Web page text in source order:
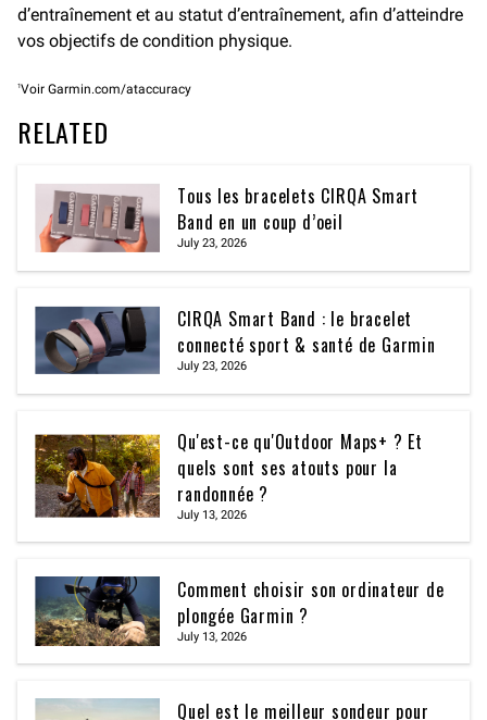
d’entraînement et au statut d’entraînement, afin d’atteindre
vos objectifs de condition physique.
1Voir Garmin.com/ataccuracy
RELATED
Tous les bracelets CIRQA Smart
Band en un coup d’oeil
July 23, 2026
CIRQA Smart Band : le bracelet
connecté sport & santé de Garmin
July 23, 2026
Qu'est-ce qu'Outdoor Maps+ ? Et
quels sont ses atouts pour la
randonnée ?
July 13, 2026
Comment choisir son ordinateur de
plongée Garmin ?
July 13, 2026
Quel est le meilleur sondeur pour